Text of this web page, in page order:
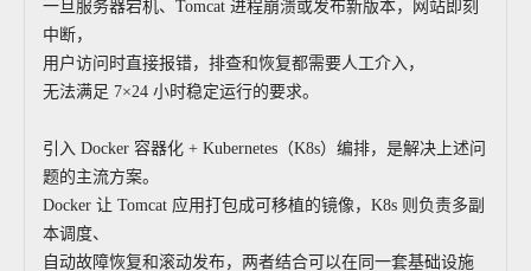
一旦服务器宕机、Tomcat 进程崩溃或发布新版本，网站即刻
中断，
用户访问时直接报错，排查和恢复都需要人工介入，
无法满足 7×24 小时稳定运行的要求。
引入 Docker 容器化 + Kubernetes（K8s）编排，是解决上述问
题的主流方案。
Docker 让 Tomcat 应用打包成可移植的镜像，K8s 则负责多副
本调度、
自动故障恢复和滚动发布，两者结合可以在同一套基础设施